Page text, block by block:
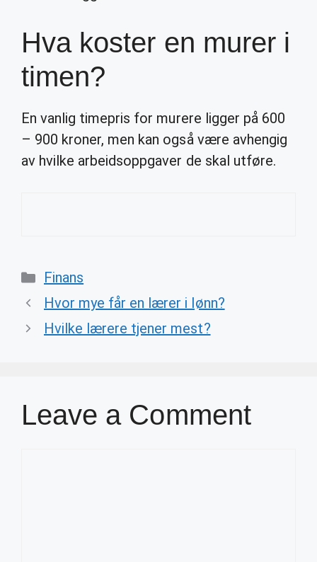
Hva koster en murer i
timen?
En vanlig timepris for murere ligger på 600
– 900 kroner, men kan også være avhengig
av hvilke arbeidsoppgaver de skal utføre.
Categories
Finans
Hvor mye får en lærer i lønn?
Hvilke lærere tjener mest?
Leave a Comment